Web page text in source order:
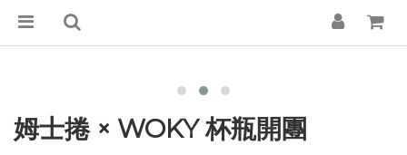
姆士捲 × WOKY 杯瓶開團